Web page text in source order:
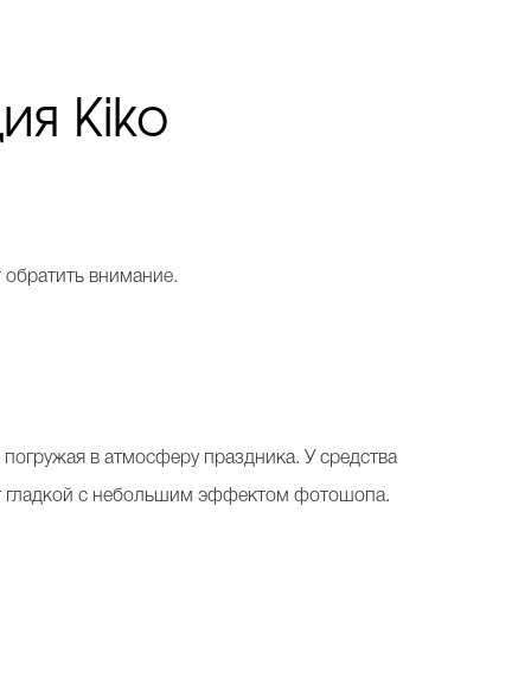
Kiko
внимание.
в атмосферу праздника. У средства
гладкой с небольшим эффектом фотошопа.